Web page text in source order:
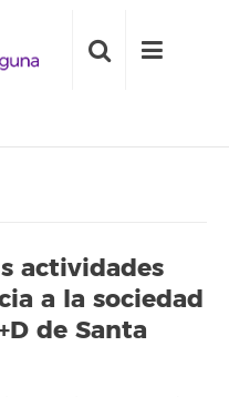
actividades
a la sociedad
de Santa